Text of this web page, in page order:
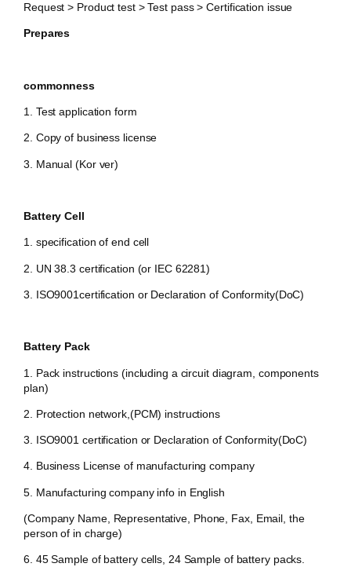
Request > Product test > Test pass > Certification issue
Prepares
commonness
1. Test application form
2. Copy of business license
3. Manual (Kor ver)
Battery Cell
1. specification of end cell
2. UN 38.3 certification (or IEC 62281)
3. ISO9001certification or Declaration of Conformity(DoC)
Battery Pack
1. Pack instructions (including a circuit diagram, components
plan)
2. Protection network,(PCM) instructions
3. ISO9001 certification or Declaration of Conformity(DoC)
4. Business License of manufacturing company
5. Manufacturing company info in English
(Company Name, Representative, Phone, Fax, Email, the
person of in charge)
6. 45 Sample of battery cells, 24 Sample of battery packs.